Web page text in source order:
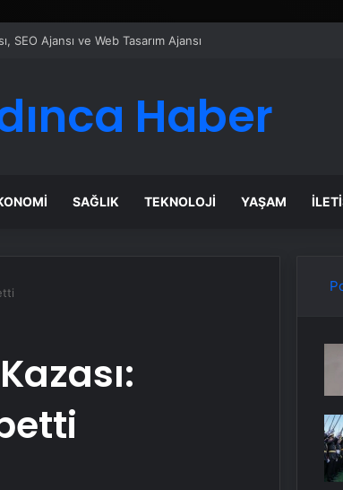
Yazılımı
Haber
SAĞLIK TEKNOLOJI YAŞAM